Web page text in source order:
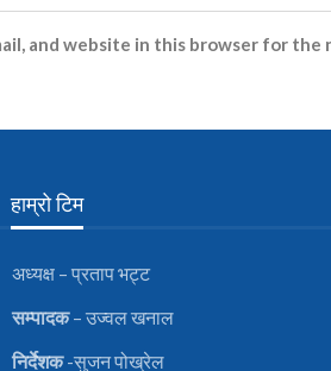
and website in this browser for the
हाम्रो टिम
अध्यक्ष – प्रताप भट्ट
सम्पादक– उज्वल खनाल
निर्देशक-सुजन पोख्रेल